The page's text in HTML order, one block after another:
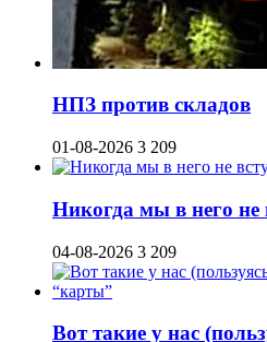
НПЗ против складов
01-08-2026 3 209
Никогда мы в него не
04-08-2026 3 209
Вот такие у нас